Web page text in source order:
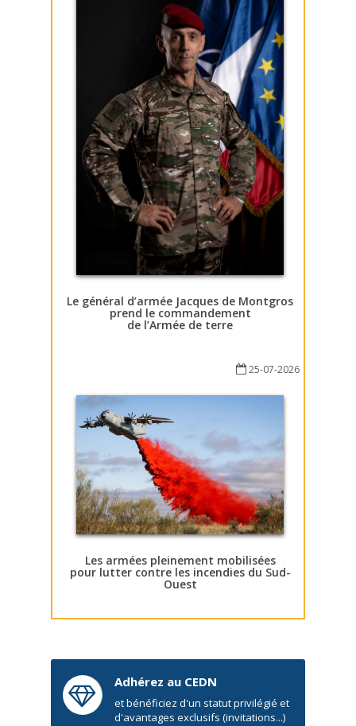
Le général d’armée Jacques de Montgros
prend le commandement
de l’Armée de terre
25-07-2026
Les armées pleinement mobilisées
pour lutter contre les incendies du Sud-
Ouest
Adhérez au CEDN
et bénéficiez d'un statut privilégié et
d'avantages exclusifs (invitations...)